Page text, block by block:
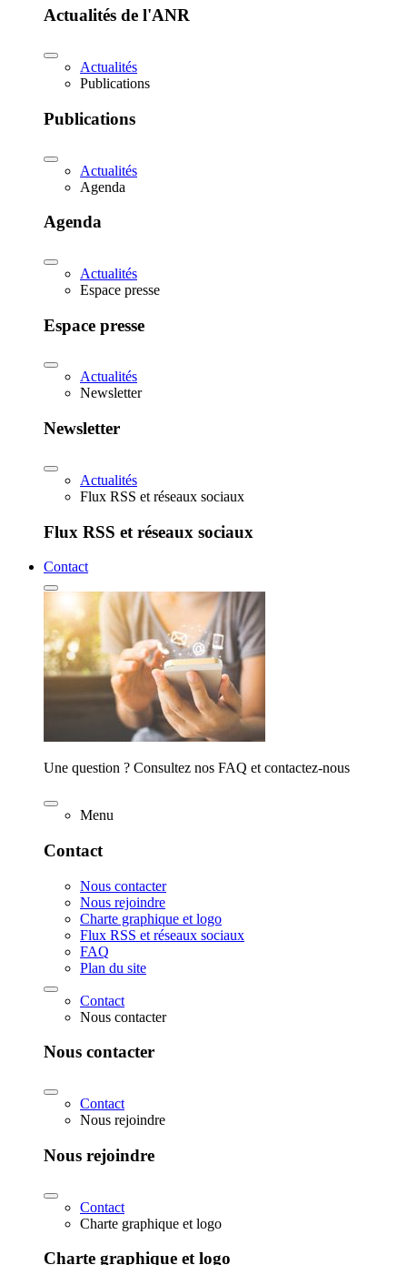
Actualités de l'ANR
Actualités
Publications
Publications
Actualités
Agenda
Agenda
Actualités
Espace presse
Espace presse
Actualités
Newsletter
Newsletter
Actualités
Flux RSS et réseaux sociaux
Flux RSS et réseaux sociaux
Contact
Une question ? Consultez nos FAQ et contactez-nous
Menu
Contact
Nous contacter
Nous rejoindre
Charte graphique et logo
Flux RSS et réseaux sociaux
FAQ
Plan du site
Contact
Nous contacter
Nous contacter
Contact
Nous rejoindre
Nous rejoindre
Contact
Charte graphique et logo
Charte graphique et logo